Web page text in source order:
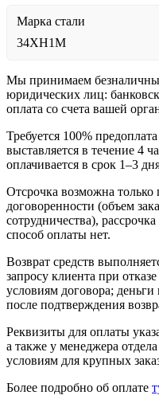
Марка стали
34ХН1М
Мы принимаем
юридических лиц:
оплата со счета вашей
Требуется 100%
выставляется в течение 4
оплачивается в срок 1–3
Отсрочка возможна
договоренности (объем
сотрудничества),
способ оплаты нет.
Возврат средств
запросу клиента при
условиям договора;
после подтверждения
Реквизиты для оплаты
а также у менеджера
условиям для крупных
Более подробно об оплате